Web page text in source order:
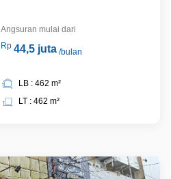
Angsuran mulai dari
Rp 44,5 juta/bulan
LB : 462 m²
LT : 462 m²